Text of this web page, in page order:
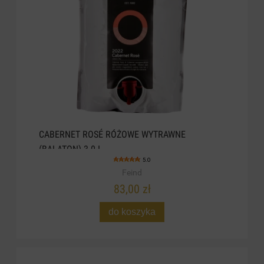
CABERNET ROSÉ RÓŻOWE WYTRAWNE
(BALATON) 3.0 L
5.0
Feind
83,00 zł
do koszyka